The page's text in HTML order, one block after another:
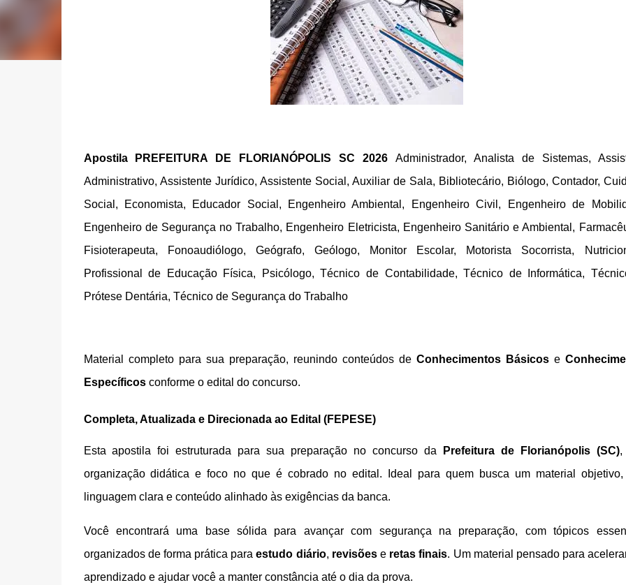
Apostila PREFEITURA DE FLORIANÓPOLIS SC 2026 Administrador, Analista de Sistemas,
Administrativo, Assistente Jurídico, Assistente Social, Auxiliar de Sala, Bibliotecário, Biólogo, Contador,
Social, Economista, Educador Social, Engenheiro Ambiental, Engenheiro Civil, Engenheiro de
Engenheiro de Segurança no Trabalho, Engenheiro Eletricista, Engenheiro Sanitário e Ambiental,
Fisioterapeuta, Fonoaudiólogo, Geógrafo, Geólogo, Monitor Escolar, Motorista Socorrista,
Profissional de Educação Física, Psicólogo, Técnico de Contabilidade, Técnico de Informática,
Prótese Dentária, Técnico de Segurança do Trabalho
Material completo para sua preparação, reunindo conteúdos de Conhecimentos Básicose
Específicosconforme o edital do concurso.
Completa, Atualizada e Direcionada ao Edital (FEPESE)
Esta apostila foi estruturada para sua preparação no concurso da Prefeitura de Florianópolis (SC),
organização didática e foco no que é cobrado no edital. Ideal para quem busca um material objetivo,
linguagem clara e conteúdo alinhado às exigências da banca.
Você encontrará uma base sólida para avançar com segurança na preparação, com tópicos
organizados de forma prática paraestudo diário, revisõese retas finais. Um material pensado para
aprendizado e ajudar você a manter constância até o dia da prova.